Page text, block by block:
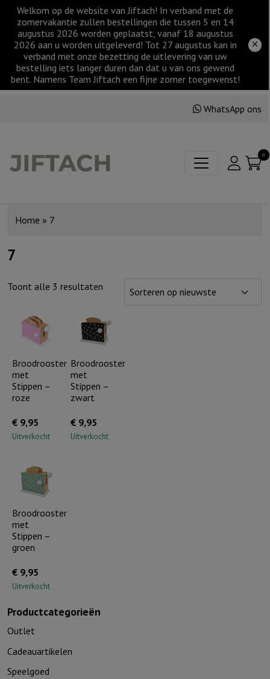
Welkom op de website van Jiftach! In verband met de
zomervakantie zullen bestellingen die tussen 5 en 14
augustus 2026 worden geplaatst, vanaf 18 augustus
2026 aan u worden uitgeleverd! Tot 27 augustus kan in
verband met onze bezetting de uitlevering van uw
bestelling iets langer duren dan dat u van ons gewend
bent. Namens Team Jiftach een fijne zomer toegewenst!
WhatsApp ons
0
Home » 7
7
Productcategorieën
Outlet
Cadeauartikelen
Speelgoed
Toont alle 3 resultaten
Broodrooster
met
Stippen –
roze
€ 9,95
Uitverkocht
Broodrooster
met
Stippen –
zwart
€ 9,95
Uitverkocht
Broodrooster
met
Stippen –
groen
€ 9,95
Uitverkocht